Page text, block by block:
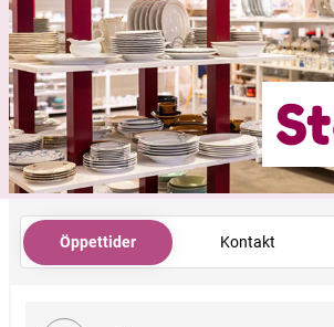
Öppettider Kontakt